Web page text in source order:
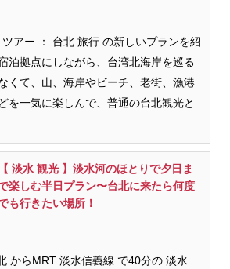
アー ： 台北 旅行 の新しいプランを紹
泊拠点にしながら、台湾北海岸を巡る
くて、山、海岸やビーチ、老街、漁港
を一気に楽しんで、普通の台北観光と
【 淡水 観光 】淡水河のほとりで夕日ま
楽しむ半日プラン〜台北に来たら何度
も行きたい場所！
からMRT 淡水信義線 で40分の 淡水